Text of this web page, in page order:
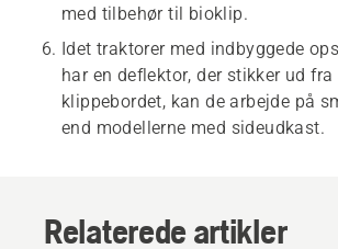
med tilbehør til bioklip.
Idet traktorer med indbyggede
har en deflektor, der stikker ud fra
klippebordet, kan de arbejde på
end modellerne med sideudkast.
Relaterede artikler